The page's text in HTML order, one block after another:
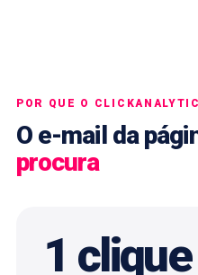
POR QUE O CLICKANALYTIC
O e-mail da
procura
1 clique